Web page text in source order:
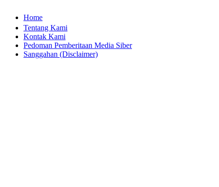
Home
Tentang Kami
Kontak Kami
Pedoman Pemberitaan Media Siber
Sanggahan (Disclaimer)